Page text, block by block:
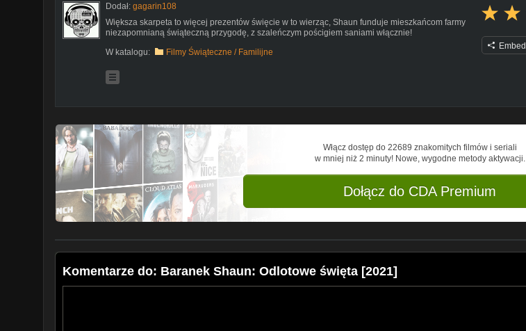
Dodał: gagarin108
Większa skarpeta to więcej prezentów święcie w to wierząc, Shaun funduje mieszkańcom farmy
niezapomnianą świąteczną przygodę, z szaleńczym pościgiem saniami włącznie!
W katalogu:
Filmy Świąteczne / Familijne
Embed
Włącz dostęp do 22689 znakomitych filmów i seriali
w mniej niż 2 minuty! Nowe, wygodne metody aktywacji.
Dołącz do CDA Premium
Komentarze do: Baranek Shaun: Odlotowe święta [2021]